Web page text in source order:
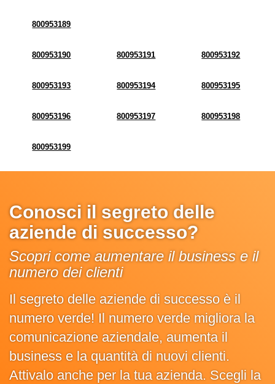
800953189
800953190 800953191 800953192
800953193 800953194 800953195
800953196 800953197 800953198
800953199
Conosci il segreto delle
aziende di successo?
Scopri come aumentare il business e il
numero dei clienti
Il segreto delle aziende di successo è il
numero verde! Il numero verde migliora la
comunicazione aziendale, aumenta il
business e la quantità di nuovi clienti.
Attivalo anche per la tua azienda. Scegli la